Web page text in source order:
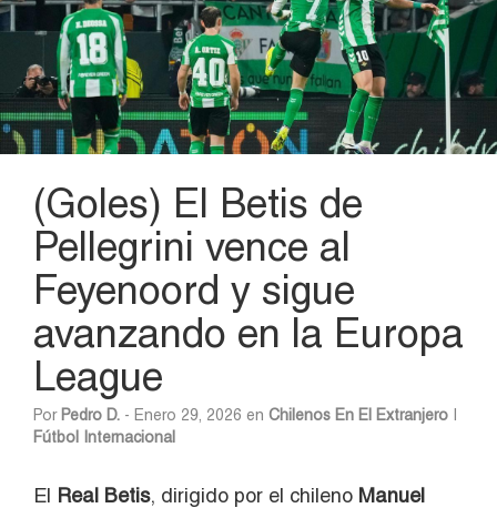
(Goles) El Betis de
Pellegrini vence al
Feyenoord y sigue
avanzando en la Europa
League
Por Pedro D. - Enero 29, 2026 en Chilenos En El Extranjero
Fútbol Internacional
El Real Betis, dirigido por el chileno Manuel